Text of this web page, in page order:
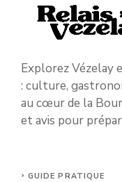
Explorez Vézelay
: culture,
au cœur de la
et avis pour
GUIDE PRATIQUE